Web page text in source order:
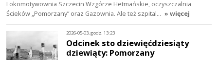
Lokomotywownia Szczecin Wzgórze Hetmańskie, oczyszczalnia
Ścieków „Pomorzany” oraz Gazownia. Ale też szpital… » więcej
2026-05-03, godz. 13:23
Odcinek sto dziewięćdziesiąty
dziewiąty: Pomorzany